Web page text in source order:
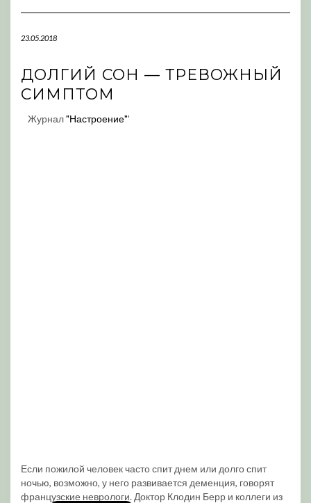
Navigation
23.05.2018
ДОЛГИЙ СОН — ТРЕВОЖНЫЙ
СИМПТОМ
Журнал"Настроение"'
Если пожилой человек часто спит днем или долго спит
ночью, возможно, у него развивается деменция, говорят
французские неврологи. Доктор Клодин Берр и коллеги из